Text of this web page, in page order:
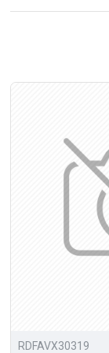
богатый
RDFAVX30319